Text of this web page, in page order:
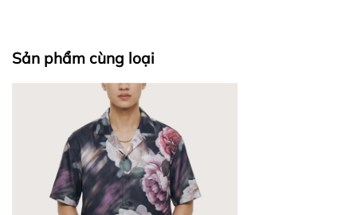
Sản phẩm cùng loại